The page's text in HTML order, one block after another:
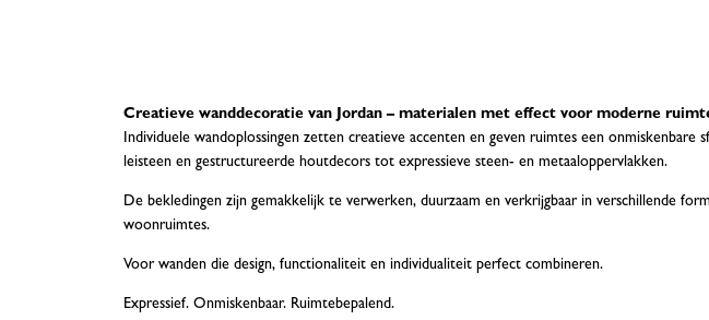
Creatieve wanddecoratie van Jordan – materialen met effect voor moderne
Individuele wandoplossingen zetten creatieve accenten en geven ruimtes een
leisteen en gestructureerde houtdecors tot expressieve steen- en metaaloppervlakken.
De bekledingen zijn gemakkelijk te verwerken, duurzaam en verkrijgbaar in verschillende
woonruimtes.
Voor wanden die design, functionaliteit en individualiteit perfect combineren.
Expressief. Onmiskenbaar. Ruimtebepalend.